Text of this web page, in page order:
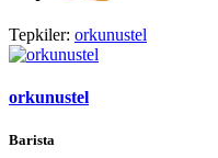
Tepkiler: orkunustel
orkunustel
Barista